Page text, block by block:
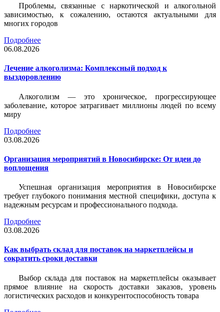
Проблемы, связанные с наркотической и алкогольной
зависимостью, к сожалению, остаются актуальными для
многих городов
Подробнее
06.08.2026
Лечение алкоголизма: Комплексный подход к
выздоровлению
Алкоголизм — это хроническое, прогрессирующее
заболевание, которое затрагивает миллионы людей по всему
миру
Подробнее
03.08.2026
Организация мероприятий в Новосибирске: От идеи до
воплощения
Успешная организация мероприятия в Новосибирске
требует глубокого понимания местной специфики, доступа к
надежным ресурсам и профессионального подхода.
Подробнее
03.08.2026
Как выбрать склад для поставок на маркетплейсы и
сократить сроки доставки
Выбор склада для поставок на маркетплейсы оказывает
прямое влияние на скорость доставки заказов, уровень
логистических расходов и конкурентоспособность товара